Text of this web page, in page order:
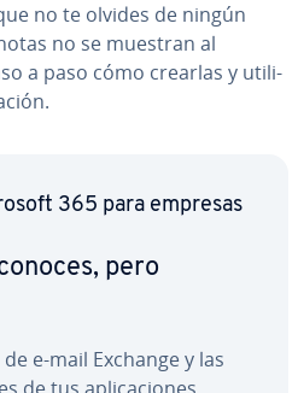
no te olvides de ningún
no se muestran al
a paso cómo crearlas y uti­li­
365 para empresas
pero
e-mail Exchange y las